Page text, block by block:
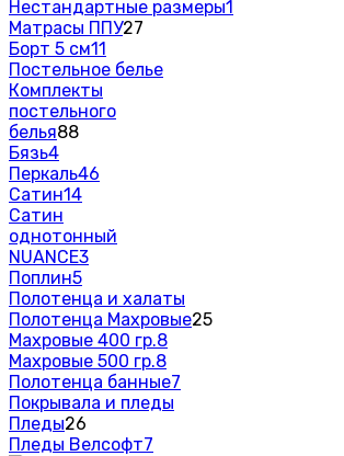
Нестандартные размеры1
Матрасы ППУ27
Борт 5 см11
Постельное белье
Комплекты
постельного
белья88
Бязь4
Перкаль46
Сатин14
Сатин
однотонный
NUANCE3
Поплин5
Полотенца и халаты
Полотенца Махровые25
Махровые 400 гр.8
Махровые 500 гр.8
Полотенца банные7
Покрывала и пледы
Пледы26
Пледы Велсофт7